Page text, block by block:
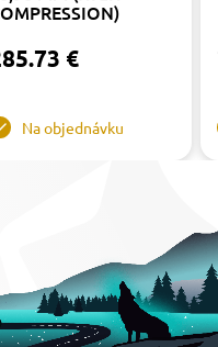
€
Na objednávku